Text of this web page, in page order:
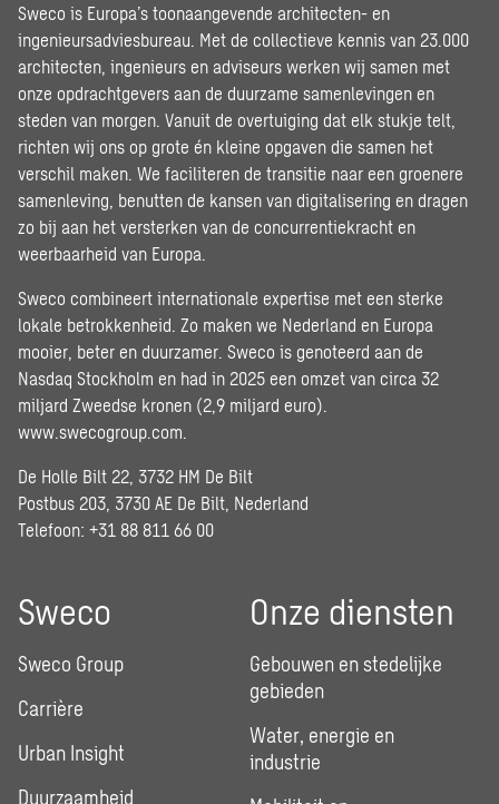
Sweco is Europa’s toonaangevende architecten- en
ingenieursadviesbureau. Met de collectieve kennis van 23.000
architecten, ingenieurs en adviseurs werken wij samen met
onze opdrachtgevers aan de duurzame samenlevingen en
steden van morgen. Vanuit de overtuiging dat elk stukje telt,
richten wij ons op grote én kleine opgaven die samen het
verschil maken. We faciliteren de transitie naar een groenere
samenleving, benutten de kansen van digitalisering en dragen
zo bij aan het versterken van de concurrentiekracht en
weerbaarheid van Europa.
Sweco combineert internationale expertise met een sterke
lokale betrokkenheid. Zo maken we Nederland en Europa
mooier, beter en duurzamer. Sweco is genoteerd aan de
Nasdaq Stockholm en had in 2025 een omzet van circa 32
miljard Zweedse kronen (2,9 miljard euro).
www.swecogroup.com
De Holle Bilt 22, 3732 HM De Bilt
Postbus 203, 3730 AE De Bilt, Nederland
Telefoon: +31 88 811 66 00
Sweco
Sweco Group
Carrière
Urban Insight
Duurzaamheid
Onze diensten
Gebouwen en stedelijke
gebieden
Water, energie en
industrie